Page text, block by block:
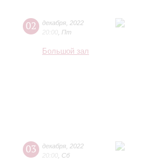
02 декабря 2022
20:00 Пт
Большой зал
03 декабря 2022
20:00 Сб